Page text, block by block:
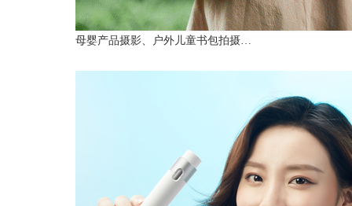
母婴产品摄影、户外儿童书包拍摄…